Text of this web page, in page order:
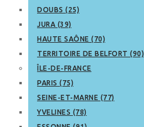
DOUBS (25)
JURA (39)
HAUTE SAÔNE (70)
TERRITOIRE DE BELFORT (90)
ÎLE-DE-FRANCE
PARIS (75)
SEINE-ET-MARNE (77)
YVELINES (78)